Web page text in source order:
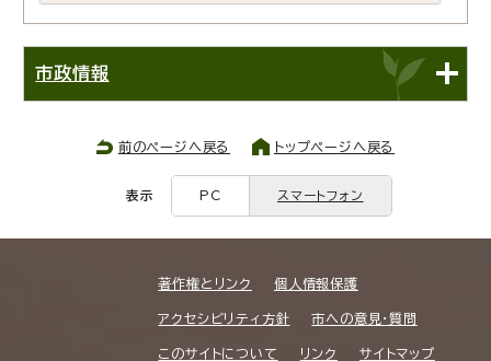
市政情報
前のページへ戻る トップページへ戻る
表示 PC スマートフォン
著作権とリンク 個人情報保護
アクセシビリティ方針 市への意見・質問
このサイトについて リンク サイトマップ